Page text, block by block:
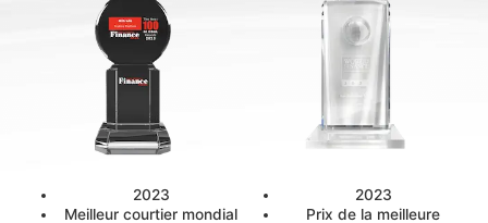
2023
Meilleur courtier mondial
2023
Prix de la meilleure